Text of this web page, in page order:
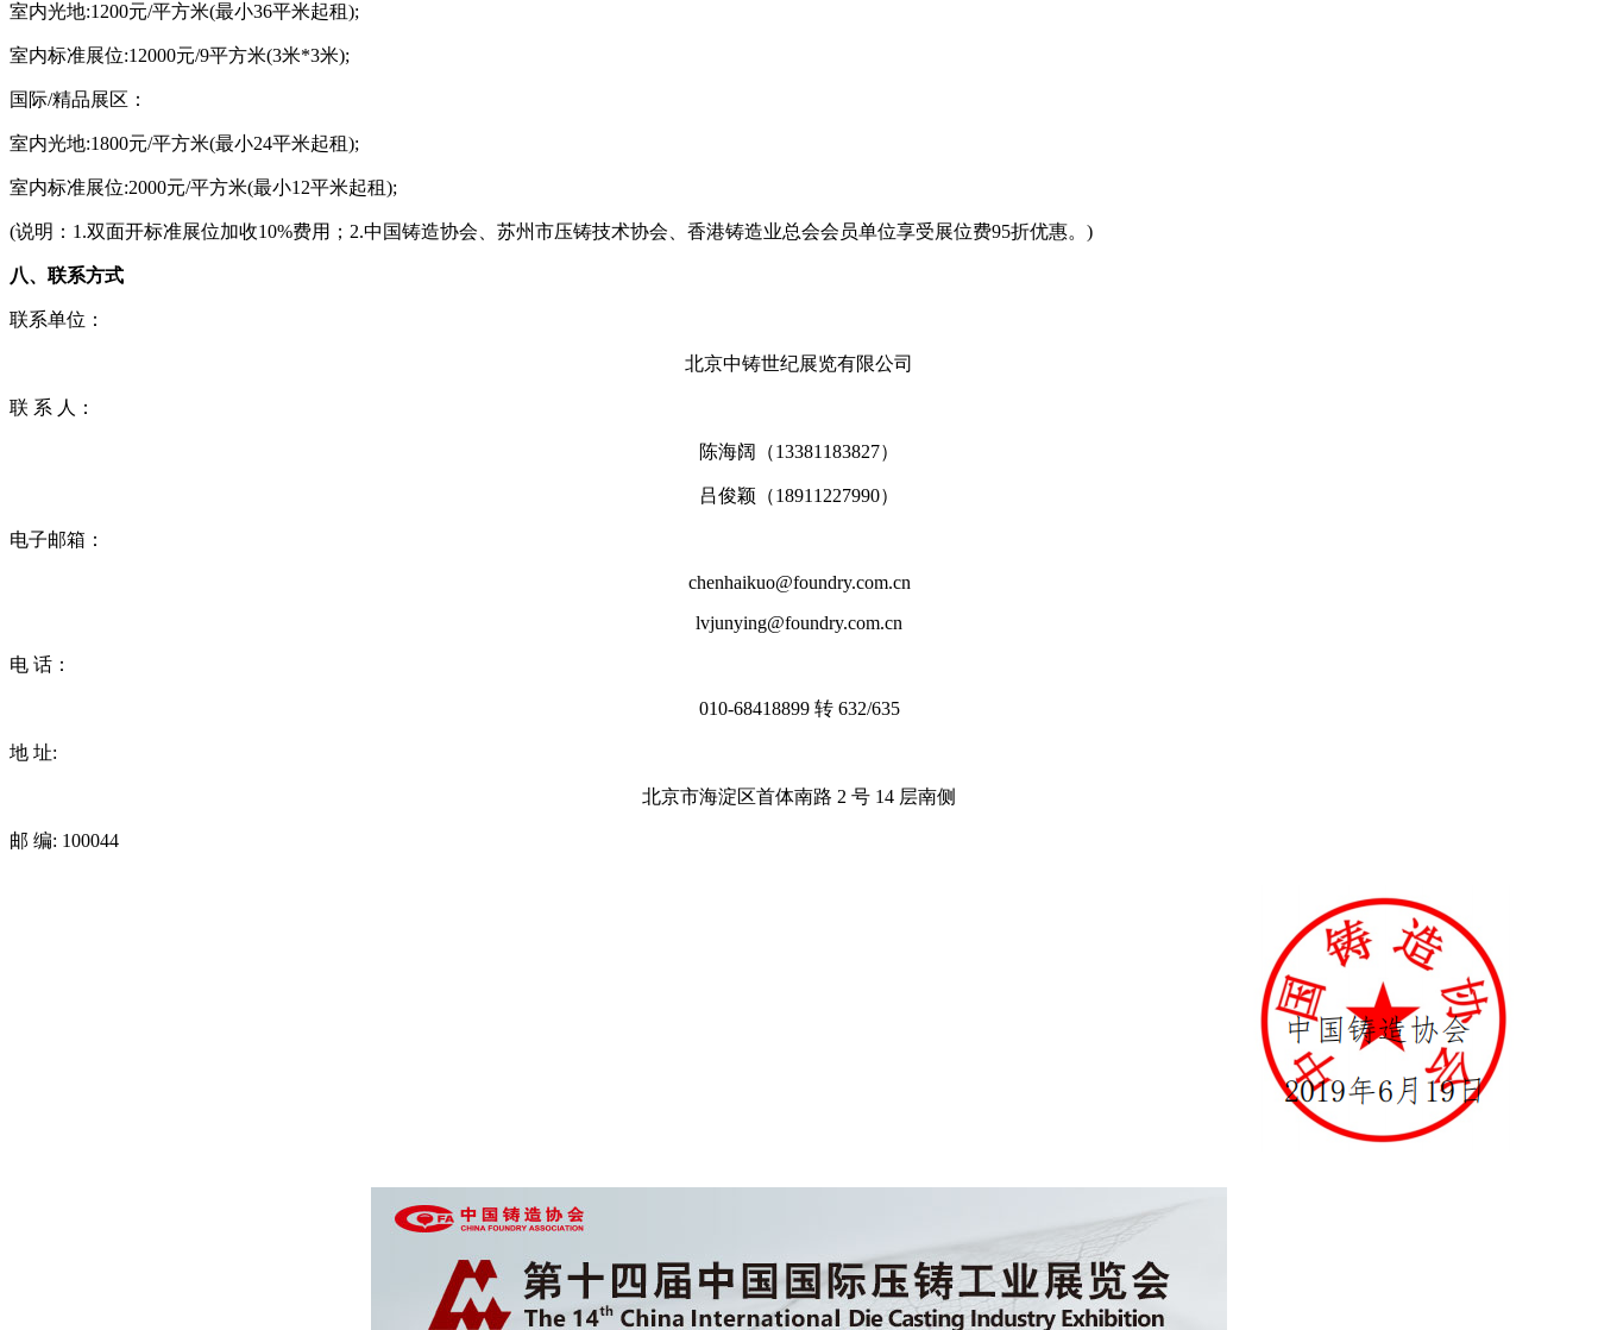
室内光地:1200元/平方米(最小36平米起租);
室内标准展位:12000元/9平方米(3米*3米);
国际/精品展区：
室内光地:1800元/平方米(最小24平米起租);
室内标准展位:2000元/平方米(最小12平米起租);
(说明：1.双面开标准展位加收10%费用；2.中国铸造协会、苏州市压铸技术协会、香港铸造业总会会员单位享受展位费95折优惠。)
八、联系方式
联系单位：
北京中铸世纪展览有限公司
联 系 人：
陈海阔（13381183827）
吕俊颖（18911227990）
电子邮箱：
chenhaikuo@foundry.com.cn
lvjunying@foundry.com.cn
电 话：
010-68418899 转 632/635
地 址:
北京市海淀区首体南路 2 号 14 层南侧
邮 编: 100044